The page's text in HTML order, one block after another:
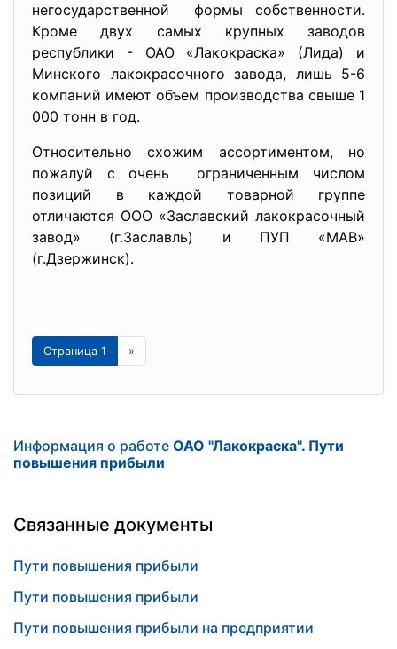
негосударственной формы собственности.
Кроме двух самых крупных заводов
республики - ОАО «Лакокраска» (Лида) и
Минского лакокрасочного завода, лишь 5-6
компаний имеют объем производства свыше 1
000 тонн в год.
Относительно схожим ассортиментом, но
пожалуй с очень ограниченным числом
позиций в каждой товарной группе
отличаются ООО «Заславский лакокрасочный
завод» (г.Заславль) и ПУП «МАВ»
(г.Дзержинск).
Страница 1 »
Информация о работе ОАО "Лакокраска". Пути
повышения прибыли
Связанные документы
Пути повышения прибыли
Пути повышения прибыли
Пути повышения прибыли на предприятии